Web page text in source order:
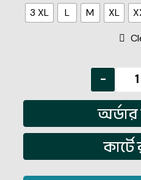
3 XL
L M XL
-